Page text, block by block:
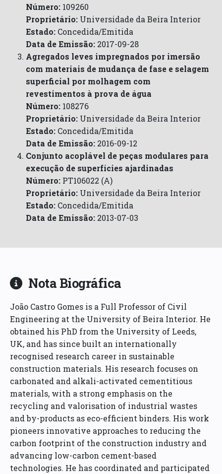
Número: 109260
Proprietário: Universidade da Beira Interior
Estado: Concedida/Emitida
Data de Emissão: 2017-09-28
Agregados leves impregnados por imersão
com materiais de mudança de fase e selagem
superficial por molhagem com
revestimentos à prova de água
Número: 108276
Proprietário: Universidade da Beira Interior
Estado: Concedida/Emitida
Data de Emissão: 2016-09-12
Conjunto acoplável de peças modulares para
execução de superfícies ajardinadas
Número: PT106022 (A)
Proprietário: Universidade da Beira Interior
Estado: Concedida/Emitida
Data de Emissão: 2013-07-03
Nota Biográfica
João Castro Gomes is a Full Professor of Civil
Engineering at the University of Beira Interior. He
obtained his PhD from the University of Leeds,
UK, and has since built an internationally
recognised research career in sustainable
construction materials. His research focuses on
carbonated and alkali-activated cementitious
materials, with a strong emphasis on the
recycling and valorisation of industrial wastes
and by-products as eco-efficient binders. His work
pioneers innovative approaches to reducing the
carbon footprint of the construction industry and
advancing low-carbon cement-based
technologies. He has coordinated and participated